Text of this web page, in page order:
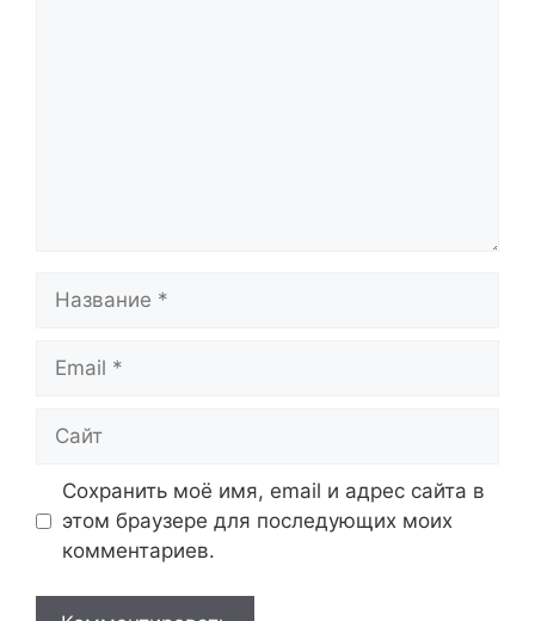
Сохранить моё имя, email и адрес сайта в
этом браузере для последующих моих
комментариев.